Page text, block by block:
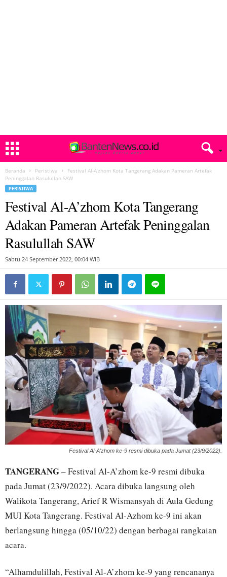
Beranda Peristiwa
Festival Al-A’zhom Kota Tangerang Adakan Pameran Artefak
Peninggalan Rasulullah SAW
PERISTIWA
Festival Al-A’zhom Kota Tangerang
Adakan Pameran Artefak Peninggalan
Rasulullah SAW
Sabtu 24 September 2022, 00:04 WIB
Festival Al-A'zhom ke-9 resmi dibuka pada Jumat (23/9/2022).
TANGERANG– Festival Al-A’zhom ke-9 resmi dibuka
pada Jumat (23/9/2022). Acara dibuka langsung oleh
Walikota Tangerang, Arief R Wismansyah di Aula Gedung
MUI Kota Tangerang. Festival Al-Azhom ke-9 ini akan
berlangsung hingga (05/10/22) dengan berbagai rangkaian
acara.
“Alhamdulillah, Festival Al-A’zhom ke-9 yang rencananya